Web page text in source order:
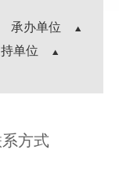
承办单位
单位
方式